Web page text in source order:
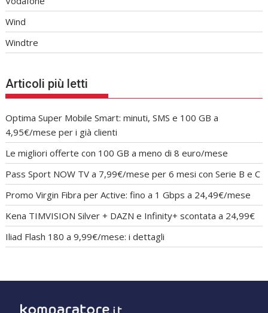
Wind
Windtre
Articoli più letti
Optima Super Mobile Smart: minuti, SMS e 100 GB a
4,95€/mese per i già clienti
Le migliori offerte con 100 GB a meno di 8 euro/mese
Pass Sport NOW TV a 7,99€/mese per 6 mesi con Serie B e C
Promo Virgin Fibra per Active: fino a 1 Gbps a 24,49€/mese
Kena TIMVISION Silver + DAZN e Infinity+ scontata a 24,99€
Iliad Flash 180 a 9,99€/mese: i dettagli